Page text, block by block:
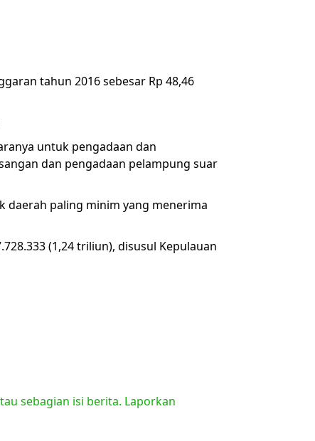
tahun 2016 sebesar Rp 48,46
untuk pengadaan dan
dan pengadaan pelampung suar
daerah paling minim yang menerima
(1,24 triliun), disusul Kepulauan
sebagian isi berita. Laporkan